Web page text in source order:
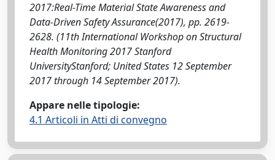
2017:Real-Time Material State Awareness and
Data-Driven Safety Assurance(2017), pp. 2619-
2628. (11th International Workshop on Structural
Health Monitoring 2017 Stanford
UniversityStanford; United States 12 September
2017 through 14 September 2017).
Appare nelle tipologie:
4.1 Articoli in Atti di convegno